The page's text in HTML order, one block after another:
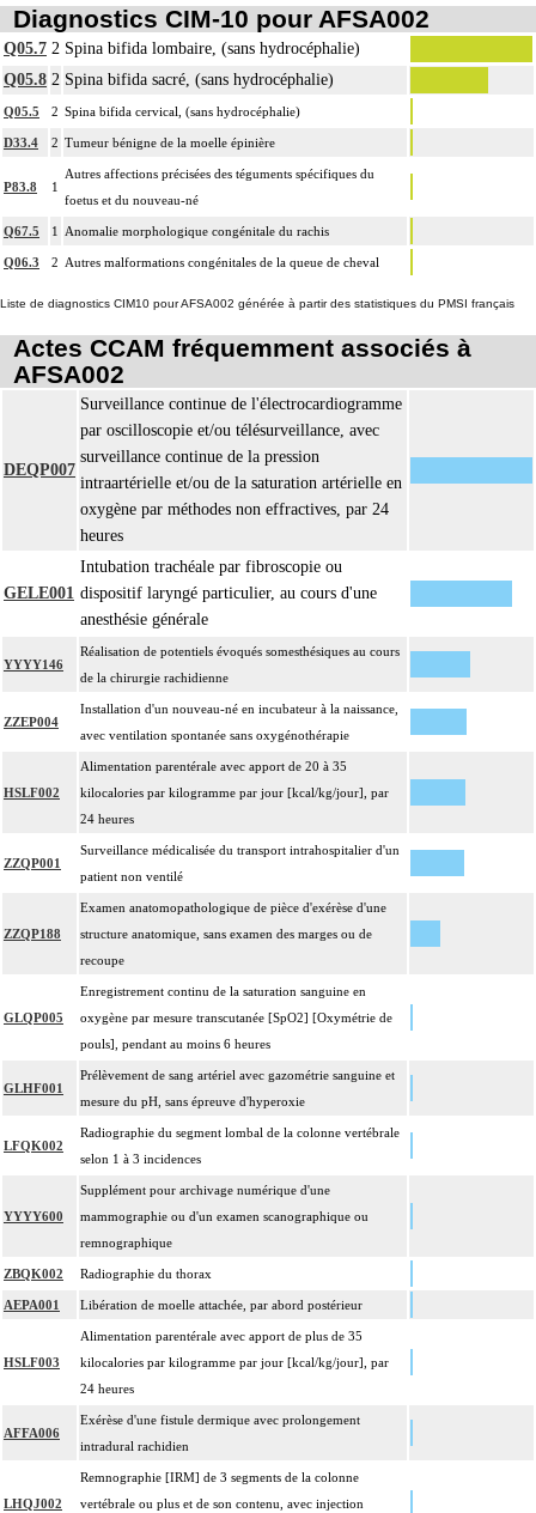
Diagnostics CIM-10 pour AFSA002
Q05.7 2 Spina bifida lombaire, (sans hydrocéphalie)
Q05.8 2 Spina bifida sacré, (sans hydrocéphalie)
Q05.5 2 Spina bifida cervical, (sans hydrocéphalie)
D33.4 2 Tumeur bénigne de la moelle épinière
P83.8 1
Autres affections précisées des téguments spécifiques du
foetus et du nouveau-né
Q67.5 1 Anomalie morphologique congénitale du rachis
Q06.3 2 Autres malformations congénitales de la queue de cheval
Liste de diagnostics CIM10 pour AFSA002 générée à partir des statistiques du PMSI français
Actes CCAM fréquemment associés à
AFSA002
DEQP007
Surveillance continue de l'électrocardiogramme
par oscilloscopie et/ou télésurveillance, avec
surveillance continue de la pression
intraartérielle et/ou de la saturation artérielle en
oxygène par méthodes non effractives, par 24
heures
GELE001
Intubation trachéale par fibroscopie ou
dispositif laryngé particulier, au cours d'une
anesthésie générale
YYYY146
Réalisation de potentiels évoqués somesthésiques au cours
de la chirurgie rachidienne
ZZEP004
Installation d'un nouveau-né en incubateur à la naissance,
avec ventilation spontanée sans oxygénothérapie
HSLF002
Alimentation parentérale avec apport de 20 à 35
kilocalories par kilogramme par jour [kcal/kg/jour], par
24 heures
ZZQP001
Surveillance médicalisée du transport intrahospitalier d'un
patient non ventilé
ZZQP188
Examen anatomopathologique de pièce d'exérèse d'une
structure anatomique, sans examen des marges ou de
recoupe
GLQP005
Enregistrement continu de la saturation sanguine en
oxygène par mesure transcutanée [SpO2] [Oxymétrie de
pouls], pendant au moins 6 heures
GLHF001
Prélèvement de sang artériel avec gazométrie sanguine et
mesure du pH, sans épreuve d'hyperoxie
LFQK002
Radiographie du segment lombal de la colonne vertébrale
selon 1 à 3 incidences
YYYY600
Supplément pour archivage numérique d'une
mammographie ou d'un examen scanographique ou
remnographique
ZBQK002 Radiographie du thorax
AEPA001 Libération de moelle attachée, par abord postérieur
HSLF003
Alimentation parentérale avec apport de plus de 35
kilocalories par kilogramme par jour [kcal/kg/jour], par
24 heures
AFFA006
Exérèse d'une fistule dermique avec prolongement
intradural rachidien
LHQJ002
Remnographie [IRM] de 3 segments de la colonne
vertébrale ou plus et de son contenu, avec injection